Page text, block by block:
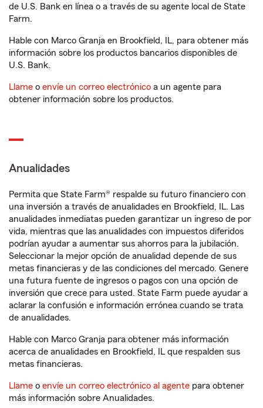
de U.S. Bank en línea o a través de su agente local de State
Farm.
Hable con Marco Granja en Brookfield, IL, para obtener más
información sobre los productos bancarios disponibles de
U.S. Bank.
Llame o envíe un correo electrónico a un agente para
obtener información sobre los productos.
Anualidades
Permita que State Farm® respalde su futuro financiero con
una inversión a través de anualidades en Brookfield, IL. Las
anualidades inmediatas pueden garantizar un ingreso de por
vida, mientras que las anualidades con impuestos diferidos
podrían ayudar a aumentar sus ahorros para la jubilación.
Seleccionar la mejor opción de anualidad depende de sus
metas financieras y de las condiciones del mercado. Genere
una futura fuente de ingresos o pagos con una opción de
inversión que crece para usted. State Farm puede ayudar a
aclarar la confusión e información errónea cuando se trata
de anualidades.
Hable con Marco Granja para obtener más información
acerca de anualidades en Brookfield, IL que respalden sus
metas financieras.
Llame o envíe un correo electrónico al agente para obtener
más información sobre Anualidades.